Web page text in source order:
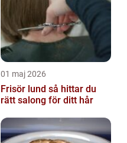
01 maj 2026
Frisör lund så hittar du
rätt salong för ditt hår